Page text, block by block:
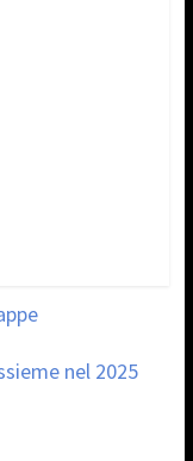
nel 2025